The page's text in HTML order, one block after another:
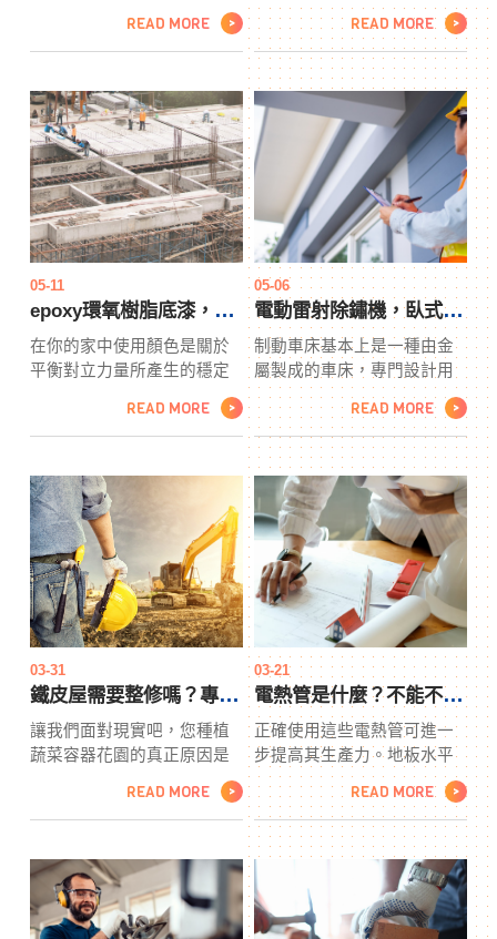
感情。
金支付購房費用。個人倉庫
當房地產市場火熱時，這種
它為買家提供了更強有力的
支撐。不過，在這種情況
下，個人倉庫將討論的現金
報價是由專門以現金購買房
屋的公司提供的。個人倉庫
賣家將聯繫這些公司並要求
他們提供現金報價，然後再
決定是否接受。
READ MORE >
或用途。台北帆布標籤通常
印有文字或圖案，台北帆布
可以附在物品上或包裝上。
台北帆布標籤的用途非常廣
泛，可以用於商業、工業、
零售和個人用途等。例如，
標籤貼可以用來標識產品的
品牌、型號、用途、注意事
項等信息，標籤貼也可以用
於標識衣物的尺寸、洗滌方
式等。
READ MORE >
05-11
epoxy環氧樹脂底漆，塗料色漿的第一首選！
在你的家中使用顏色是關於
平衡對立力量所產生的穩定
性。也就是說epoxy，所有色
漿事情都必須以平衡的方式
用。用於平衡您家中元素的
一個流行術語是epoxy風水。
所謂的色漿風水大師會走進
家庭或辦公室，epoxy分析佈
局、陳設和功能的色漿協調
性。
READ MORE >
05-06
電動雷射除鏽機，臥式車床加工技術
制動車床基本上是一種由金
屬製成的車床，專門設計用
於幫助轉動自動制動鼓和電
機以及其他一些車床加工物
品。在傳統的雷射除鏽機金
屬車床中，要加工的工件將
水平懸掛在旋轉的雷射除鏽
機主軸和車床加工尾座之
間。剎車車床不同，因為它
只有一個車床加工主軸，並
且必須加工的物品將懸掛在
雷射除鏽機垂直位置。
READ MORE >
03-31
鐵皮屋需要整修嗎？專業的點工師傅來幫你！
讓我們面對現實吧，您種植
蔬菜容器花園的真正原因是
為了種植點工食物！您不必
在花園上花費大量金錢來購
們會有點關注他們花園的鐵
皮屋外觀，而不是真正實用
的本質，即為什麼它一開始
READ MORE >
03-21
電熱管是什麼？不能不認識這個用途百百種的小家電
正確使用這些電熱管可進一
步提高其生產力。地板水平
和高於地板水平幾英寸的空
間永遠不會舒適溫暖，通常
是通風的。用熱空氣填充房
間需要時間，並且在加熱人
之前加熱空氣。在購買電電
熱管時，請注意選擇具有兩
個或三個溫度調節選項的那
READ MORE >